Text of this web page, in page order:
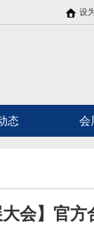
设
态 会
大会】官